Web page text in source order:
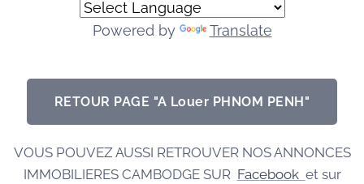
Powered by Translate
RETOUR PAGE "A Louer PHNOM PENH"
VOUS POUVEZ AUSSI RETROUVER NOS ANNONCES
IMMOBILIERES CAMBODGE SUR Facebook et sur